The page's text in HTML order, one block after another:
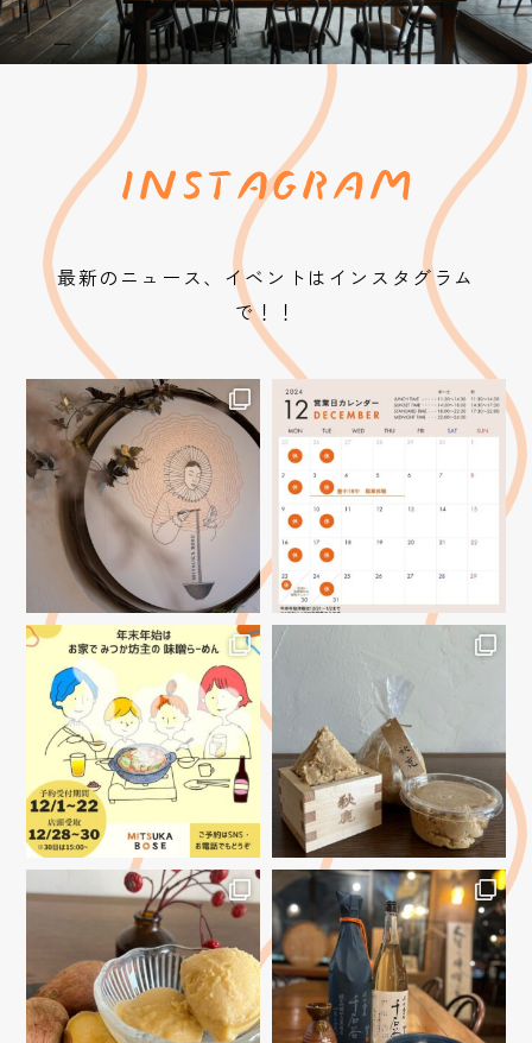
最新のニュース、イベントはインスタグラム
で！！